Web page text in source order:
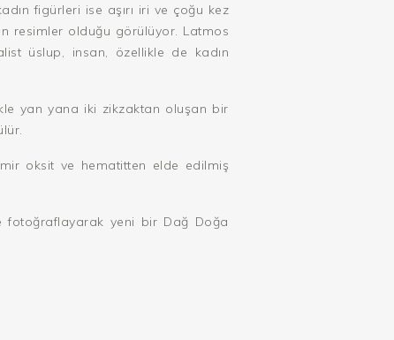
figürleri ise aşırı iri ve çoğu kez
resimler olduğu görülüyor. Latmos
üslup, insan, özellikle de kadın
yan yana iki zikzaktan oluşan bir
oksit ve hematitten elde edilmiş
fotoğraflayarak yeni bir Dağ Doğa